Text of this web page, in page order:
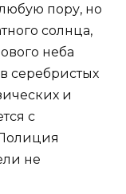
пору, но
солнца,
неба
серебристых
и
с
не